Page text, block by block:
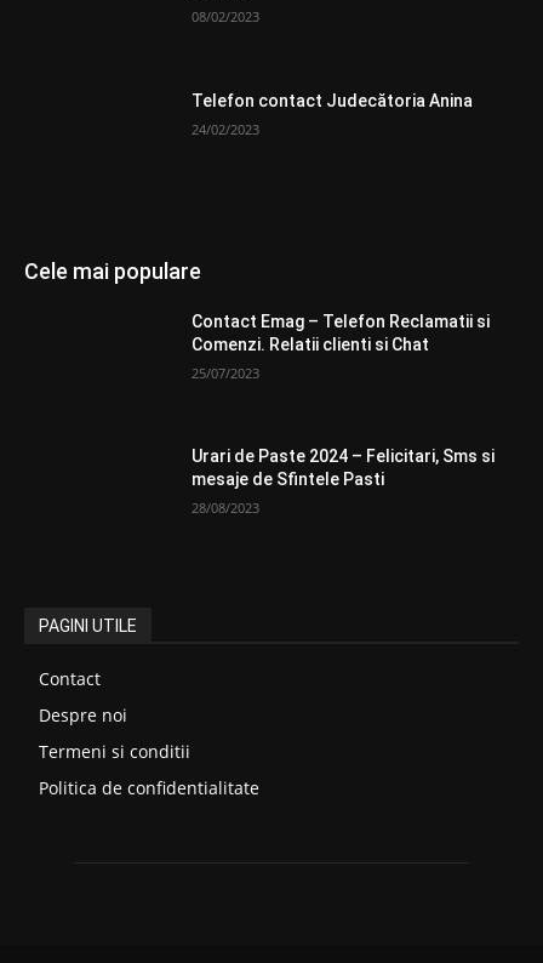
08/02/2023
Telefon contact Judecătoria Anina
24/02/2023
Cele mai populare
Contact Emag – Telefon Reclamatii si
Comenzi. Relatii clienti si Chat
25/07/2023
Urari de Paste 2024 – Felicitari, Sms si
mesaje de Sfintele Pasti
28/08/2023
PAGINI UTILE
Contact
Despre noi
Termeni si conditii
Politica de confidentialitate